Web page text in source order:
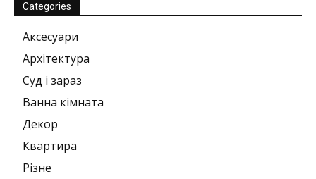
Categories
Аксесуари
Архітектура
Суд і зараз
Ванна кімната
Декор
Квартира
Різне